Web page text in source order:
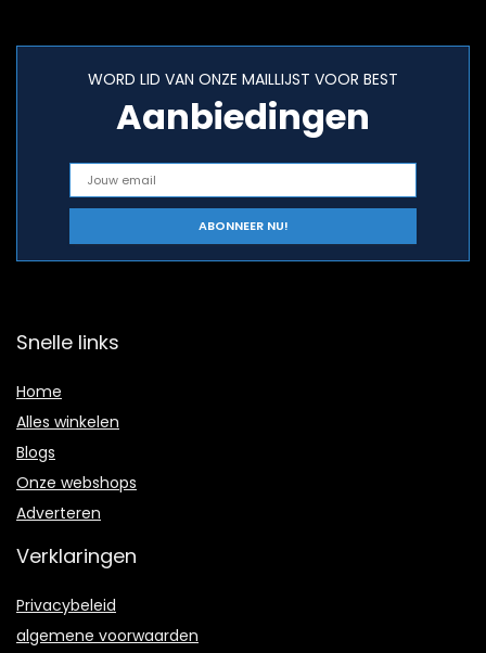
WORD LID VAN ONZE MAILLIJST VOOR BEST
Aanbiedingen
Snelle links
Home
Alles winkelen
Blogs
Onze webshops
Adverteren
Verklaringen
Privacybeleid
algemene voorwaarden